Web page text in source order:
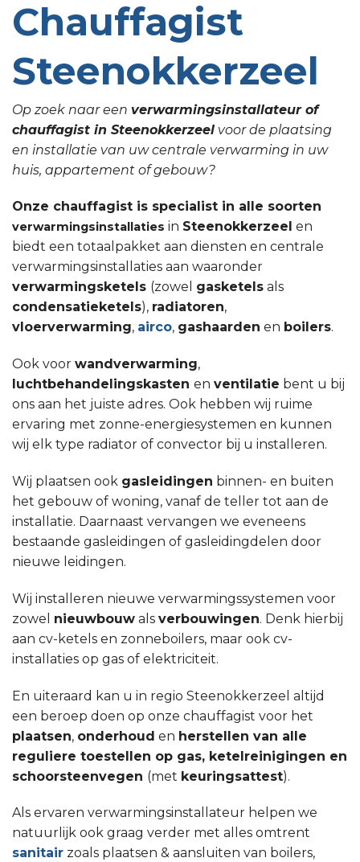
Chauffagist
Steenokkerzeel
Op zoek naar een verwarmingsinstallateur of
chauffagist in Steenokkerzeel voor de plaatsing
en installatie van uw centrale verwarming in uw
huis, appartement of gebouw?
Onze chauffagist is specialist in alle soorten
verwarmingsinstallaties in Steenokkerzeel en
biedt een totaalpakket aan diensten en centrale
verwarmingsinstallaties aan waaronder
verwarmingsketels (zowel gasketels als
condensatieketels), radiatoren,
vloerverwarming, airco, gashaarden en boilers.
Ook voor wandverwarming,
luchtbehandelingskasten en ventilatie bent u bij
ons aan het juiste adres. Ook hebben wij ruime
ervaring met zonne-energiesystemen en kunnen
wij elk type radiator of convector bij u installeren.
Wij plaatsen ook gasleidingen binnen- en buiten
het gebouw of woning, vanaf de teller tot aan de
installatie. Daarnaast vervangen we eveneens
bestaande gasleidingen of gasleidingdelen door
nieuwe leidingen.
Wij installeren nieuwe verwarmingssystemen voor
zowel nieuwbouw als verbouwingen. Denk hierbij
aan cv-ketels en zonneboilers, maar ook cv-
installaties op gas of elektriciteit.
En uiteraard kan u in regio Steenokkerzeel altijd
een beroep doen op onze chauffagist voor het
plaatsen, onderhoud en herstellen van alle
reguliere toestellen op gas, ketelreinigingen en
schoorsteenvegen (met keuringsattest).
Als ervaren verwarmingsinstallateur helpen we
natuurlijk ook graag verder met alles omtrent
sanitair zoals plaatsen & aansluiten van boilers,